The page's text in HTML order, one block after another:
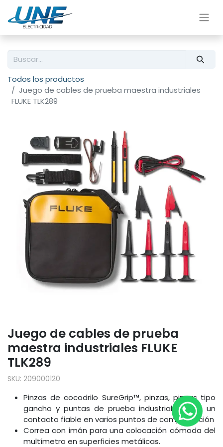
Todos los productos
Juego de cables de prueba maestra industriales
FLUKE TLK289
Juego de cables de prueba
maestra industriales FLUKE
TLK289
SKU: 209000120
Pinzas de cocodrilo SureGrip™, pinzas, pinzas tipo
gancho y puntas de prueba industriales para un
contacto fiable en varios puntos de comprobación
Correa con imán para una colocación cómoda del
multímetro en superficies metálicas.